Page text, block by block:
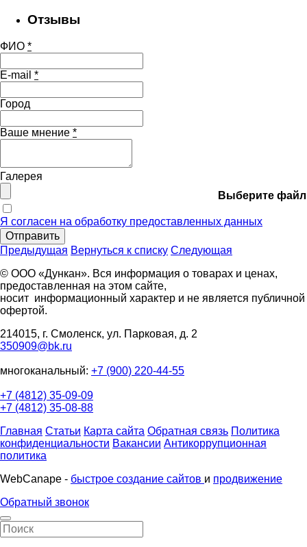
Отзывы
ФИО *
E-mail *
Город
Ваше мнение *
Галерея
Выберите файл
Я согласен на обработку предоставленных данных
Отправить
Предыдущая Вернуться к списку Следующая
© ООО «Дункан». Вся информация о товарах и ценах,
предоставленная на этом сайте,
носит информационный характер и не является публичной
офертой.
214015, г. Смоленск, ул. Парковая, д. 2
350909@bk.ru
многоканальный: +7 (900) 220-44-55
+7 (4812) 35-09-09
+7 (4812) 35-08-88
Главная Статьи Карта сайта Обратная связь Политика
конфиденциальности Вакансии Антикоррупционная
политика
WebCanape - быстрое создание сайтов и продвижение
Обратный звонок